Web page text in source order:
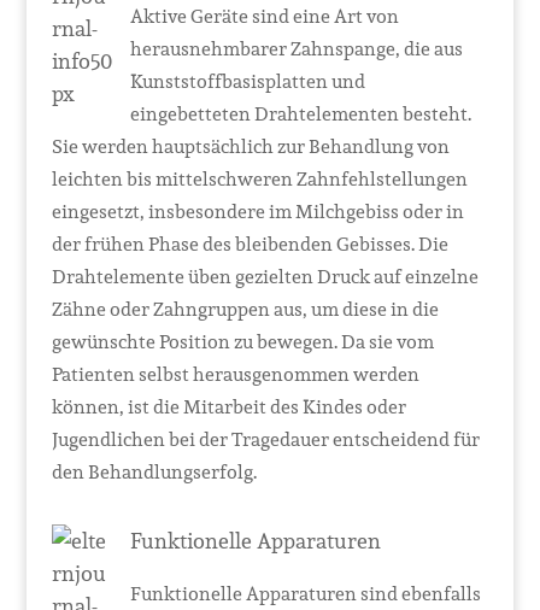
Aktive Geräte sind eine Art von
herausnehmbarer Zahnspange, die aus
Kunststoffbasisplatten und
eingebetteten Drahtelementen besteht.
Sie werden hauptsächlich zur Behandlung von
leichten bis mittelschweren Zahnfehlstellungen
eingesetzt, insbesondere im Milchgebiss oder in
der frühen Phase des bleibenden Gebisses. Die
Drahtelemente üben gezielten Druck auf einzelne
Zähne oder Zahngruppen aus, um diese in die
gewünschte Position zu bewegen. Da sie vom
Patienten selbst herausgenommen werden
können, ist die Mitarbeit des Kindes oder
Jugendlichen bei der Tragedauer entscheidend für
den Behandlungserfolg.
Funktionelle Apparaturen
Funktionelle Apparaturen sind ebenfalls